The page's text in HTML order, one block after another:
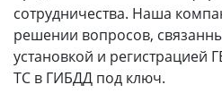
сотрудничества. Наша
решении вопросов,
установкой и регистрацией
ТС в ГИБДД под ключ.